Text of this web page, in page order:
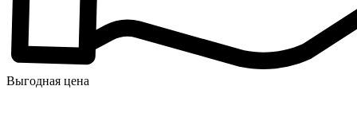
Выгодная цена